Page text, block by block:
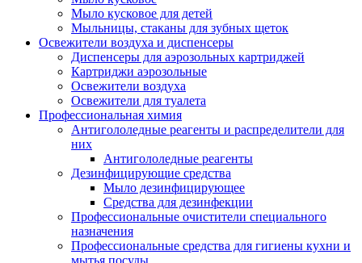
Мыло кусковое для детей
Мыльницы, стаканы для зубных щеток
Освежители воздуха и диспенсеры
Диспенсеры для аэрозольных картриджей
Картриджи аэрозольные
Освежители воздуха
Освежители для туалета
Профессиональная химия
Антигололедные реагенты и распределители для
них
Антигололедные реагенты
Дезинфицирующие средства
Мыло дезинфицирующее
Средства для дезинфекции
Профессиональные очистители специального
назначения
Профессиональные средства для гигиены кухни и
мытья посуды